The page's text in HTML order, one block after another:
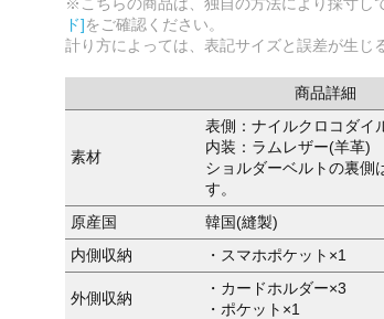
ド]をご確認ください。
計り方によっては、表記サイズと誤差が生じ
商品詳細
素材
表側：ナイルクロコダイ
内装：ラムレザー(羊革)
ショルダーベルトの裏側
す。
原産国
韓国(縫製)
内側収納
・スマホポケット×1
外側収納
・カードホルダー×3
・ポケット×1